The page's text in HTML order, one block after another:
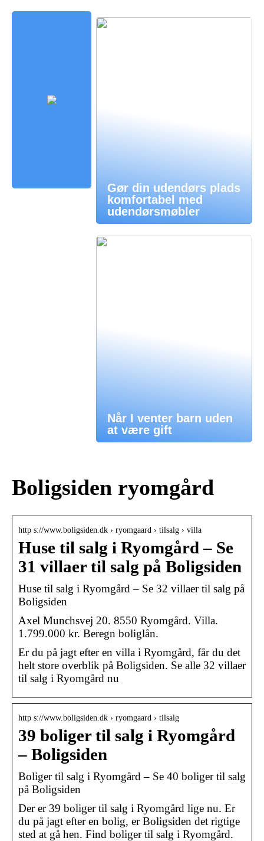
Gør din udendørs plads
komfortabel med
udendørsmøbler
Når I venter barn uden
at være gift
Boligsiden ryomgård
http s://www.boligsiden.dk › ryomgaard › tilsalg › villa
Huse til salg i Ryomgård – Se
31 villaer til salg på Boligsiden
Huse til salg i Ryomgård – Se 32 villaer til salg på
Boligsiden
Axel Munchsvej 20. 8550 Ryomgård. Villa.
1.799.000 kr. Beregn boliglån.
Er du på jagt efter en villa i Ryomgård, får du det
helt store overblik på Boligsiden. Se alle 32 villaer
til salg i Ryomgård nu
http s://www.boligsiden.dk › ryomgaard › tilsalg
39 boliger til salg i Ryomgård
– Boligsiden
Boliger til salg i Ryomgård – Se 40 boliger til salg
på Boligsiden
Der er 39 boliger til salg i Ryomgård lige nu. Er
du på jagt efter en bolig, er Boligsiden det rigtige
sted at gå hen. Find boliger til salg i Ryomgård.